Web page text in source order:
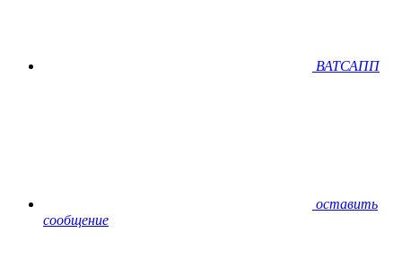
ВАТСАПП
оставить
сообщение